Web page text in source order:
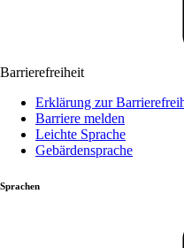
Barrierefreiheit
Erklärung zur
Barriere melden
Leichte Sprache
Gebärdensprache
Sprachen